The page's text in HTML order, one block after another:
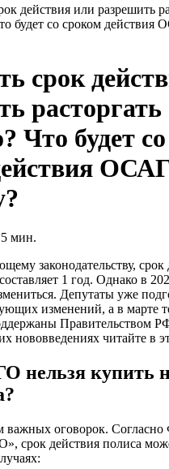
действия или разрешить
будет со сроком
срок
расторгать
Что будет со
мин.
законодательству, срок
1 год. Однако в
Депутаты уже
изменений, а в марте
Правительством
нововведениях читайте в
нельзя купить
оговорок. Согласно
срок действия полиса